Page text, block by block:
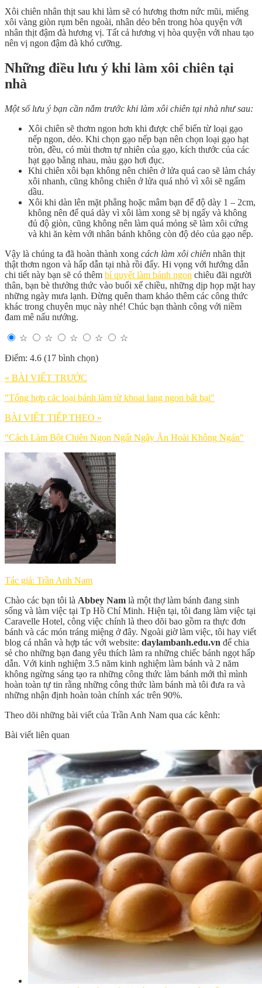
Xôi chiên nhân thịt sau khi làm sẽ có hương thơm nức mũi, miếng
xôi vàng giòn rụm bên ngoài, nhân dẻo bên trong hòa quyện với
nhân thịt đậm đà hương vị. Tất cả hương vị hòa quyện với nhau tạo
nên vị ngon đậm đà khó cưỡng.
Những điều lưu ý khi làm xôi chiên tại
nhà
Một số lưu ý bạn cần nắm trước khi làm xôi chiên tại nhà như sau:
Xôi chiên sẽ thơm ngon hơn khi được chế biến từ loại gạo
nếp ngon, dẻo. Khi chọn gạo nếp bạn nên chọn loại gạo hạt
tròn, đều, có mùi thơm tự nhiên của gạo, kích thước của các
hạt gạo bằng nhau, màu gạo hơi đục.
Khi chiên xôi bạn không nên chiên ở lửa quá cao sẽ làm cháy
xôi nhanh, cũng không chiên ở lửa quá nhỏ vì xôi sẽ ngấm
dầu.
Xôi khi dàn lên mặt phẳng hoặc mâm bạn để độ dày 1 – 2cm,
không nên để quá dày vì xôi làm xong sẽ bị ngấy và không
đủ độ giòn, cũng không nên làm quá mỏng sẽ làm xôi cứng
và khi ăn kèm với nhân bánh không còn độ dẻo của gạo nếp.
Vậy là chúng ta đã hoàn thành xong cách làm xôi chiên nhân thịt
thật thơm ngon và hấp dẫn tại nhà rồi đấy. Hi vọng với hướng dẫn
chi tiết này bạn sẽ có thêm bí quyết làm bánh ngon chiêu đãi người
thân, bạn bè thưởng thức vào buổi xế chiều, những dịp họp mặt hay
những ngày mưa lạnh. Đừng quên tham khảo thêm các công thức
khác trong chuyên mục này nhé! Chúc bạn thành công với niềm
đam mê nấu nướng.
☆ ☆ ☆ ☆
☆
Điểm: 4.6 (17 bình chọn)
« BÀI VIẾT TRƯỚC
"Tổng hợp các loại bánh làm từ khoai lang ngon bất bại"
BÀI VIẾT TIẾP THEO »
"Cách Làm Bột Chiên Ngon Ngất Ngây Ăn Hoài Không Ngán"
Tác giả: Trần Anh Nam
Chào các bạn tôi là Abbey Nam là một thợ làm bánh đang sinh
sống và làm việc tại Tp Hồ Chí Minh. Hiện tại, tôi đang làm việc tại
Caravelle Hotel, công việc chính là theo dõi bao gồm ra thực đơn
bánh và các món tráng miệng ở đây. Ngoài giờ làm việc, tôi hay viết
blog cá nhân và hợp tác với website: daylambanh.edu.vn để chia
sẻ cho những bạn đang yêu thích làm ra những chiếc bánh ngọt hấp
dẫn. Với kinh nghiệm 3.5 năm kinh nghiệm làm bánh và 2 năm
không ngừng sáng tạo ra những công thức làm bánh mới thì mình
hoàn toàn tự tin rằng những công thức làm bánh mà tôi đưa ra và
những nhận định hoàn toàn chính xác trên 90%.
Theo dõi những bài viết của Trần Anh Nam qua các kênh:
Bài viết liên quan